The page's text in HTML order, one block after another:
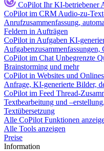
CoPilot Ihr KI-betriebener
CoPilot im CRM Audio-zu-
Anrufzusammenfassung,
Feldern in Aufträgen
CoPilot in Aufgaben KI-
CoPilot im Chat Unbegrenzte
Brainstorming und mehr
CoPilot in Websites und
Anfrage, KI-generierte Bilder,
CoPilot im Feed Thread-
Textbearbeitung und
Textübersetzung
Alle CoPilot Funktionen
Alle Tools anzeigen
Preise
Information